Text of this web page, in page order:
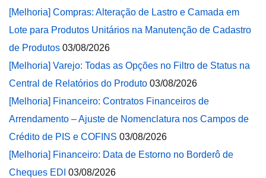
[Melhoria] Compras: Alteração de Lastro e Camada em
Lote para Produtos Unitários na Manutenção de Cadastro
de Produtos 03/08/2026
[Melhoria] Varejo: Todas as Opções no Filtro de Status na
Central de Relatórios do Produto 03/08/2026
[Melhoria] Financeiro: Contratos Financeiros de
Arrendamento – Ajuste de Nomenclatura nos Campos de
Crédito de PIS e COFINS 03/08/2026
[Melhoria] Financeiro: Data de Estorno no Borderô de
Cheques EDI 03/08/2026